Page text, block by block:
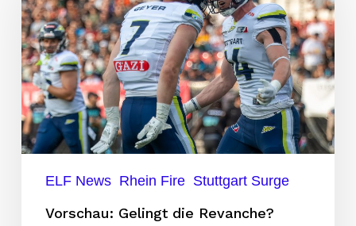
Revanche?
ELF News Rhein Fire Stuttgart Surge
Vorschau: Gelingt die Revanche?